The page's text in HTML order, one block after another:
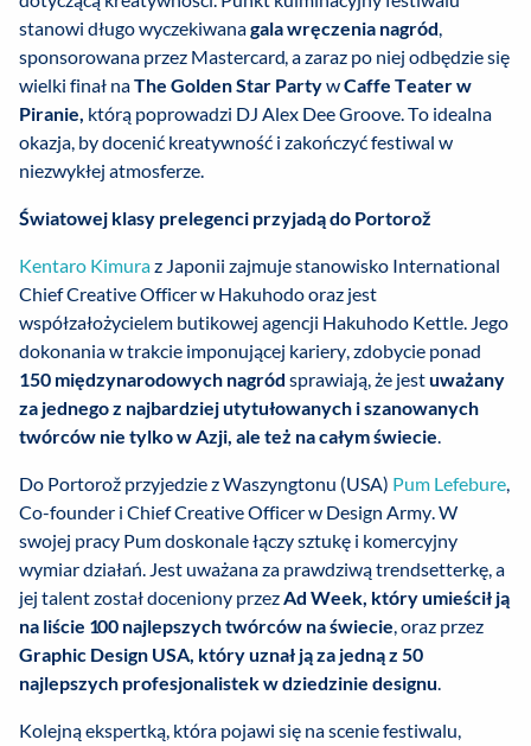
stanowi długo wyczekiwanagala wręczenia nagród,
sponsorowana przez Mastercard, a zaraz po niej odbędzie się
wielki finał naThe Golden Star PartywCaffe Teater w
Piranie, którą poprowadzi DJ Alex Dee Groove. To idealna
okazja, by docenić kreatywność i zakończyć festiwal w
niezwykłej atmosferze.
Światowej klasy prelegenci przyjadą do Portorož
Kentaro Kimuraz Japonii zajmuje stanowisko International
Chief Creative Officer w Hakuhodo oraz jest
współzałożycielem butikowej agencji Hakuhodo Kettle. Jego
dokonania w trakcie imponującej kariery, zdobycie ponad
150 międzynarodowych nagród sprawiają, że jestuważany
za jednego z najbardziej utytułowanych i szanowanych
twórców nie tylko w Azji, ale też na całym świecie.
Do Portorož przyjedzie z Waszyngtonu (USA) Pum Lefebure,
Co-founder i Chief Creative Officer w Design Army. W
swojej pracy Pum doskonale łączy sztukę i komercyjny
wymiar działań. Jest uważana za prawdziwą trendsetterkę, a
jej talent został doceniony przezAd Week, który umieścił ją
na liście 100 najlepszych twórców na świecie, oraz przez
Graphic Design USA, który uznał ją za jedną z 50
najlepszych profesjonalistek w dziedzinie designu.
Kolejną ekspertką, która pojawi się na scenie festiwalu,